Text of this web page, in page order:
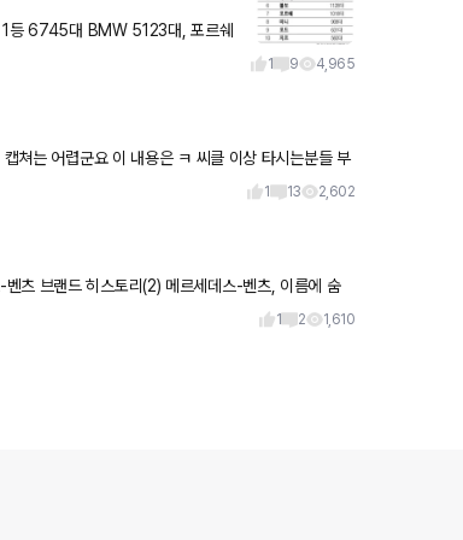
1 9 4,965
1 13 2,602
1 2 1,610